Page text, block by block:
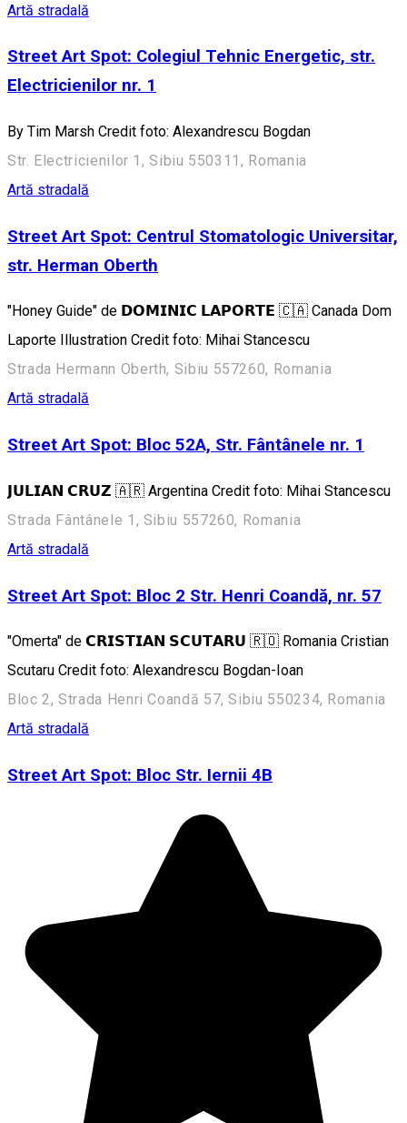
Artă stradală
Street Art Spot: Colegiul Tehnic Energetic, str.
Electricienilor nr. 1
By Tim Marsh Credit foto: Alexandrescu Bogdan
Str. Electricienilor 1, Sibiu 550311, Romania
Artă stradală
Street Art Spot: Centrul Stomatologic Universitar,
str. Herman Oberth
"Honey Guide" de 𝗗𝗢𝗠𝗜𝗡𝗜𝗖 𝗟𝗔𝗣𝗢𝗥𝗧𝗘 🇨🇦 Canada Dom
Laporte Illustration Credit foto: Mihai Stancescu
Strada Hermann Oberth, Sibiu 557260, Romania
Artă stradală
Street Art Spot: Bloc 52A, Str. Fântânele nr. 1
𝗝𝗨𝗟𝗜𝗔𝗡 𝗖𝗥𝗨𝗭 🇦🇷 Argentina Credit foto: Mihai Stancescu
Strada Fântânele 1, Sibiu 557260, Romania
Artă stradală
Street Art Spot: Bloc 2 Str. Henri Coandă, nr. 57
"Omerta" de 𝗖𝗥𝗜𝗦𝗧𝗜𝗔𝗡 𝗦𝗖𝗨𝗧𝗔𝗥𝗨 🇷🇴 Romania Cristian
Scutaru Credit foto: Alexandrescu Bogdan-Ioan
Bloc 2, Strada Henri Coandă 57, Sibiu 550234, Romania
Artă stradală
Street Art Spot: Bloc Str. Iernii 4B